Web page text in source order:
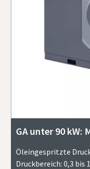
GA unter 90 kW:
Öleingespritzte
Druckbereich: 0,3 bis